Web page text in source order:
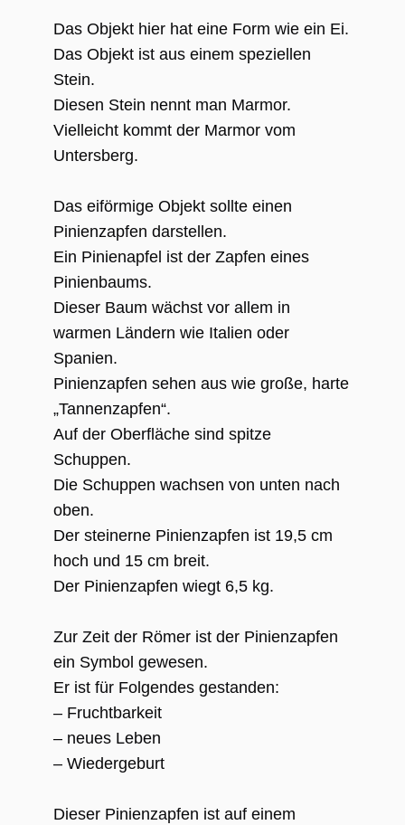
Das Objekt hier hat eine Form wie ein Ei.
Das Objekt ist aus einem speziellen
Stein.
Diesen Stein nennt man Marmor.
Vielleicht kommt der Marmor vom
Untersberg.
Das eiförmige Objekt sollte einen
Pinienzapfen darstellen.
Ein Pinienapfel ist der Zapfen eines
Pinienbaums.
Dieser Baum wächst vor allem in
warmen Ländern wie Italien oder
Spanien.
Pinienzapfen sehen aus wie große, harte
„Tannenzapfen“.
Auf der Oberfläche sind spitze
Schuppen.
Die Schuppen wachsen von unten nach
oben.
Der steinerne Pinienzapfen ist 19,5 cm
hoch und 15 cm breit.
Der Pinienzapfen wiegt 6,5 kg.
Zur Zeit der Römer ist der Pinienzapfen
ein Symbol gewesen.
Er ist für Folgendes gestanden:
– Fruchtbarkeit
– neues Leben
– Wiedergeburt
Dieser Pinienzapfen ist auf einem